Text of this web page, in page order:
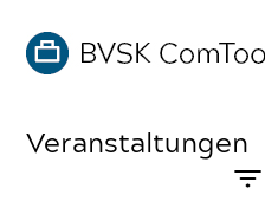
Veranstaltungen